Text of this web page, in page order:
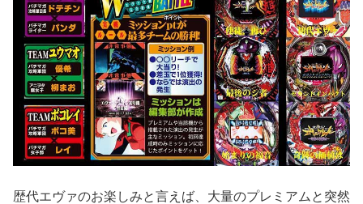
歴代エヴァのお楽しみと言えば、大量のプレミアムと突然